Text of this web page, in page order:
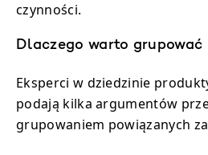
czynności.
Dlaczego warto grupować
Eksperci w dziedzinie
podają kilka argumentów
grupowaniem powiązanych